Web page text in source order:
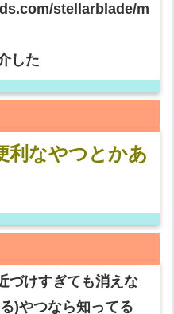
stellarblade/m
した
利なやつとかあ
づけすぎても消えな
)やつなら知ってる